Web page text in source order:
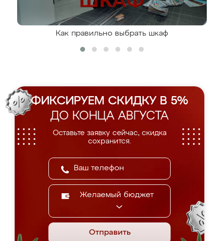
Как правильно выбрать шкаф
ФИКСИРУЕМ СКИДКУ В 5%
ДО КОНЦА АВГУСТА
Оставьте заявку сейчас, скидка
сохранится.
Желаемый бюджет
Отправить